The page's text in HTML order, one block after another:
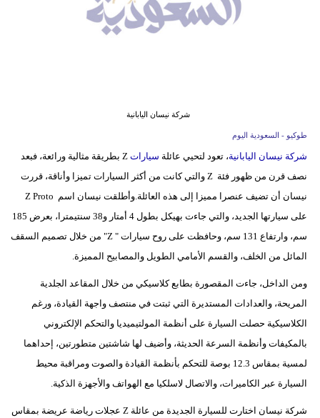
وتكنولوجيا
مدوَّنات
سيارات
شركة نيسان اليابانية
طوكيو - السعودية اليوم
شركة نيسان اليابانية، تعود لتحيي عائلة سيارات
Z بطريقة مثالية ورائعة، فبعد
نصف قرن من ظهور فئة Z والتي كانت من أكثر السيارات تميزا وأناقة، قررت
نيسان أن تضيف عنصرا مميزا إلى هذه العائلة.وأطلقت نيسان اسم Z Proto
على سيارتها الجديد، والتي جاءت بهيكل بطول 4 أمتار و38 سنتيمترا، بعرض 185
سم، وارتفاع 131 سم، وحافظت على روح سيارات " Z" من خلال تصميم السقف
المائل من الخلف، والقسم الأمامي الطويل والمصابيح المميزة.
ومن الداخل، جاءت المقصورة بطابع كلاسيكي من خلال المقاعد الجلدية
المريحة، والعدادات المستديرة التي ثبتت في منتصف واجهة القيادة، ورغم
الكلاسيكية حصلت السيارة على أنظمة المولتيميديا والتحكم الإلكتروني
بالمكيفات وأنظمة السرعة الحديثة، وأضيف لها شاشتين متطورتين، إحداهما
لمسية بمقاس 12.3 بوصة للتحكم بأنظمة القيادة والصوت ومراقبة محيط
السيارة عبر الكاميرات، والاتصال لاسلكيا مع الهواتف والأجهزة الذكية.
شركة نيسان اختارت للسيارة الجديدة من عائلة Z عجلات رياضة عريضة بمقاس